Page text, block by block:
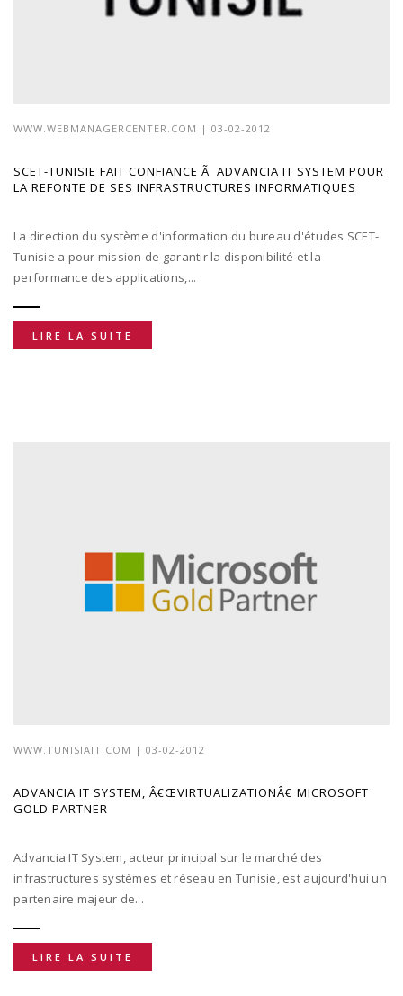
WWW.WEBMANAGERCENTER.COM | 03-02-2012
SCET-TUNISIE FAIT CONFIANCE Ã ADVANCIA IT SYSTEM POUR
LA REFONTE DE SES INFRASTRUCTURES INFORMATIQUES
La direction du système d'information du bureau d'études SCET-
Tunisie a pour mission de garantir la disponibilité et la
performance des applications,...
LIRE LA SUITE
WWW.TUNISIAIT.COM | 03-02-2012
ADVANCIA IT SYSTEM, Â€ŒVIRTUALIZATIONÂ€ MICROSOFT
GOLD PARTNER
Advancia IT System, acteur principal sur le marché des
infrastructures systèmes et réseau en Tunisie, est aujourd'hui un
partenaire majeur de...
LIRE LA SUITE